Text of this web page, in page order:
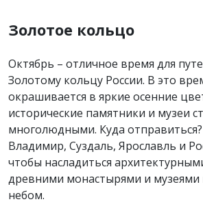
Золотое кольцо
Октябрь – отличное время для
Золотому кольцу России. В это
окрашивается в яркие осенние
исторические памятники и музеи
многолюдными. Куда
Владимир, Суздаль, Ярославль и
чтобы насладиться
древними монастырями и
небом.